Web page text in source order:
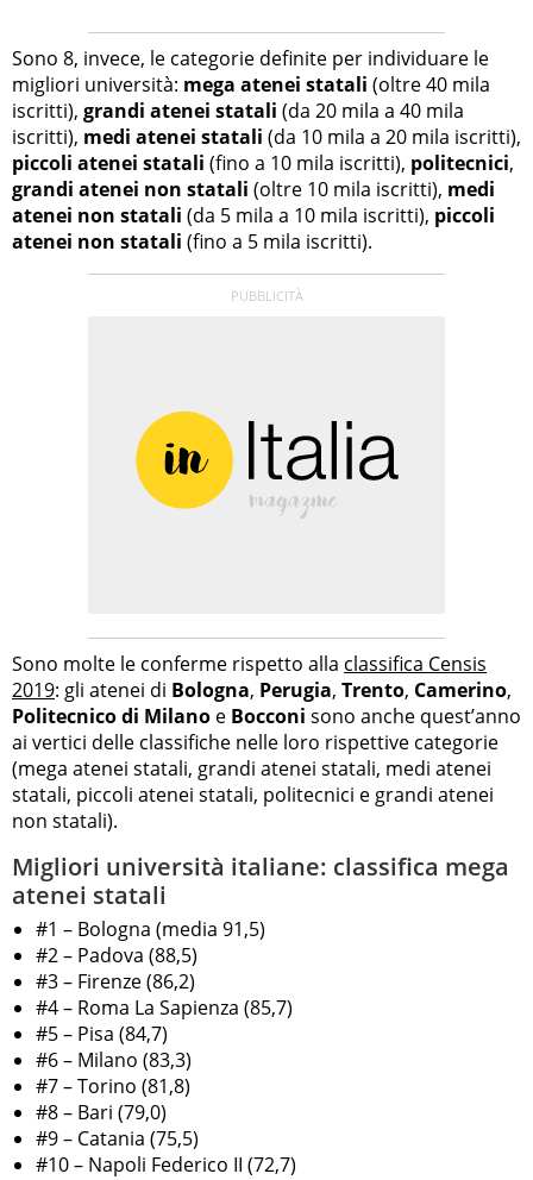
Sono 8, invece, le categorie definite per individuare le
migliori università: mega atenei statali (oltre 40 mila
iscritti), grandi atenei statali (da 20 mila a 40 mila
iscritti), medi atenei statali (da 10 mila a 20 mila iscritti),
piccoli atenei statali (fino a 10 mila iscritti), politecnici,
grandi atenei non statali (oltre 10 mila iscritti), medi
atenei non statali (da 5 mila a 10 mila iscritti), piccoli
atenei non statali (fino a 5 mila iscritti).
Sono molte le conferme rispetto alla classifica Censis
2019: gli atenei di Bologna, Perugia, Trento, Camerino,
Politecnico di Milano e Bocconi sono anche quest’anno
ai vertici delle classifiche nelle loro rispettive categorie
(mega atenei statali, grandi atenei statali, medi atenei
statali, piccoli atenei statali, politecnici e grandi atenei
non statali).
Migliori università italiane: classifica mega
atenei statali
#1 – Bologna (media 91,5)
#2 – Padova (88,5)
#3 – Firenze (86,2)
#4 – Roma La Sapienza (85,7)
#5 – Pisa (84,7)
#6 – Milano (83,3)
#7 – Torino (81,8)
#8 – Bari (79,0)
#9 – Catania (75,5)
#10 – Napoli Federico II (72,7)